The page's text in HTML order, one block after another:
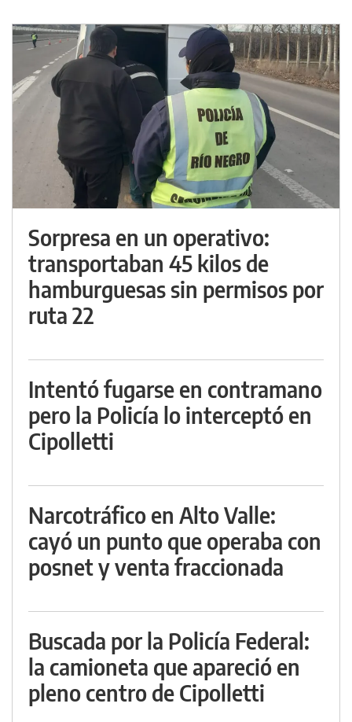
Sorpresa en un operativo:
transportaban 45 kilos de
hamburguesas sin permisos por
ruta 22
Intentó fugarse en contramano
pero la Policía lo interceptó en
Cipolletti
Narcotráfico en Alto Valle:
cayó un punto que operaba con
posnet y venta fraccionada
Buscada por la Policía Federal:
la camioneta que apareció en
pleno centro de Cipolletti